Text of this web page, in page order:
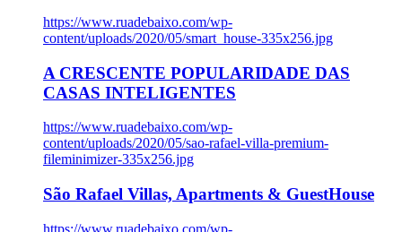
https://www.ruadebaixo.com/wp-
content/uploads/2020/05/smart_house-335x256.jpg
A CRESCENTE POPULARIDADE DAS
CASAS INTELIGENTES
https://www.ruadebaixo.com/wp-
content/uploads/2020/05/sao-rafael-villa-premium-
fileminimizer-335x256.jpg
São Rafael Villas, Apartments & GuestHouse
https://www.ruadebaixo.com/wp-